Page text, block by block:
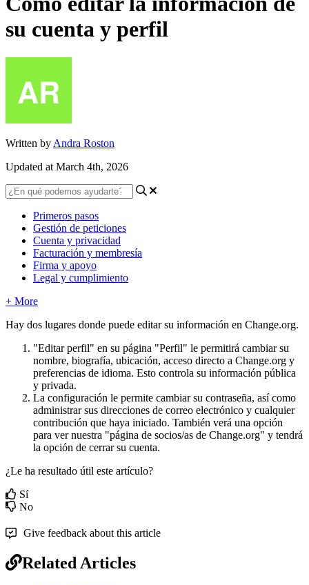
su cuenta y perfil
Written by Andra Roston
Updated at March 4th, 2026
Primeros pasos
Gestión de peticiones
Cuenta y privacidad
Facturación y membresía
Firma y apoyo
Legal y cumplimiento
+ More
Hay dos lugares donde puede editar su información en Change.org.
"Editar perfil" en su página "Perfil" le permitirá cambiar su
nombre, biografía, ubicación, acceso directo a Change.org y
preferencias de idioma. Esto controla su información pública
y privada.
La configuración le permite cambiar su contraseña, así como
administrar sus direcciones de correo electrónico y cualquier
contribución que haya iniciado. También verá una opción
para ver nuestra "página de socios/as de Change.org" y tendrá
la opción de cerrar su cuenta.
¿Le ha resultado útil este artículo?
Sí
No
Give feedback about this article
Related Articles